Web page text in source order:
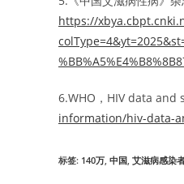
https://
6.WHO，HIV data and
information/hiv-data-
标签: 140万 中国 艾滋病感染